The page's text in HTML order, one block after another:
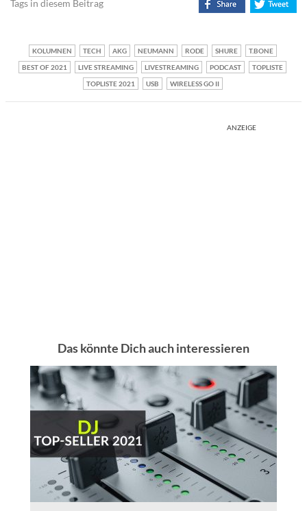
Tags in diesem Beitrag
KOLUMNEN TECH AKG NEUMANN RODE SHURE
T.BONE
BEST OF 2021
LIVE STREAMING LIVESTREAMING PODCAST
TOPLISTE
TOPLISTE 2021
USB WIRELESS GO II
ANZEIGE
Das könnte Dich auch interessieren